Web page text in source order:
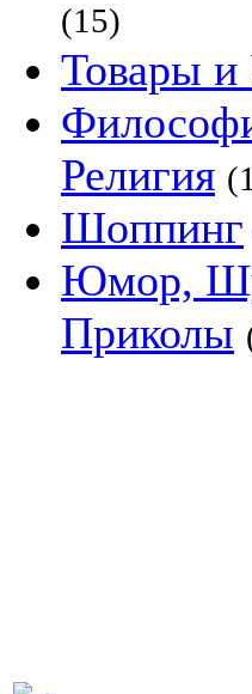
(15)
Товары и
Религия
Шоппинг
Юмор,
Приколы